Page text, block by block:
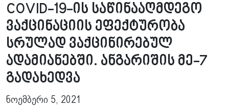
COVID-19-ის საწინააღმდეგო
ვაქცინაციის ეფექტურობა
სრულად ვაქცინირებულ
ადამიანებში. ანგარიშის მე-7
გადახედვა
ნოემბერი 5, 2021